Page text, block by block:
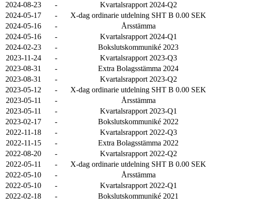
2024-08-23
-
Kvartalsrapport 2024-Q2
2024-05-17
-
X-dag ordinarie utdelning SHT B 0.00 SEK
2024-05-16
-
Årsstämma
2024-05-16
-
Kvartalsrapport 2024-Q1
2024-02-23
-
Bokslutskommuniké 2023
2023-11-24
-
Kvartalsrapport 2023-Q3
2023-08-31
-
Extra Bolagsstämma 2024
2023-08-31
-
Kvartalsrapport 2023-Q2
2023-05-12
-
X-dag ordinarie utdelning SHT B 0.00 SEK
2023-05-11
-
Årsstämma
2023-05-11
-
Kvartalsrapport 2023-Q1
2023-02-17
-
Bokslutskommuniké 2022
2022-11-18
-
Kvartalsrapport 2022-Q3
2022-11-15
-
Extra Bolagsstämma 2022
2022-08-20
-
Kvartalsrapport 2022-Q2
2022-05-11
-
X-dag ordinarie utdelning SHT B 0.00 SEK
2022-05-10
-
Årsstämma
2022-05-10
-
Kvartalsrapport 2022-Q1
2022-02-18
-
Bokslutskommuniké 2021